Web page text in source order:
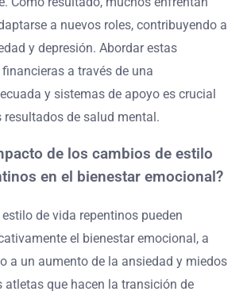
a nuevos roles, contribuyendo a
y depresión. Abordar estas
a través de una
y sistemas de apoyo es crucial
resultados de salud mental.
de los cambios de estilo
en el bienestar emocional?
de vida repentinos pueden
el bienestar emocional, a
a un aumento de la ansiedad y miedos
atletas que hacen la transición de